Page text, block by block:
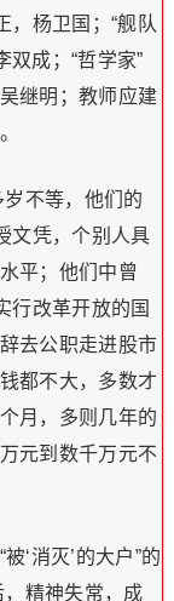
，杨卫国；“舰队
双成；“哲学家”
继明；教师应建
不等，他们的
文凭，个别人具
平；他们中曾
行改革开放的国
去公职走进股市
都不大，多数才
月，多则几年的
元到数千万元不
‘消灭’的大户”的
精神失常，成